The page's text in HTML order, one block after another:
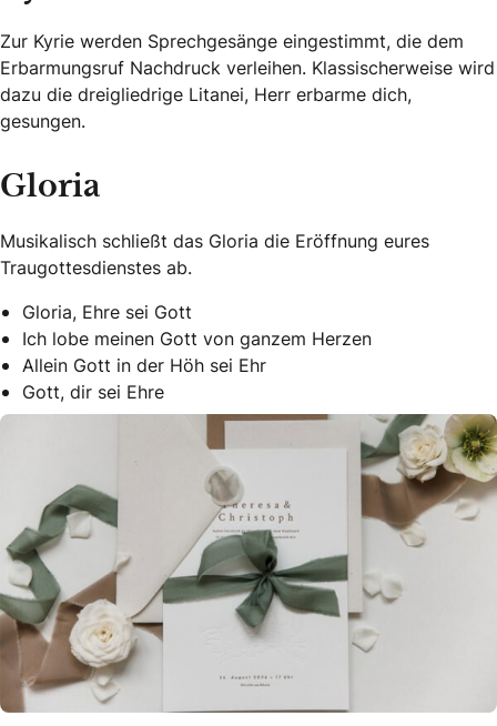
Zur Kyrie werden Sprechgesänge eingestimmt, die dem
Erbarmungsruf Nachdruck verleihen. Klassischerweise wird
dazu die dreigliedrige Litanei, Herr erbarme dich,
gesungen.
Gloria
Musikalisch schließt das Gloria die Eröffnung eures
Traugottesdienstes ab.
Gloria, Ehre sei Gott
Ich lobe meinen Gott von ganzem Herzen
Allein Gott in der Höh sei Ehr
Gott, dir sei Ehre